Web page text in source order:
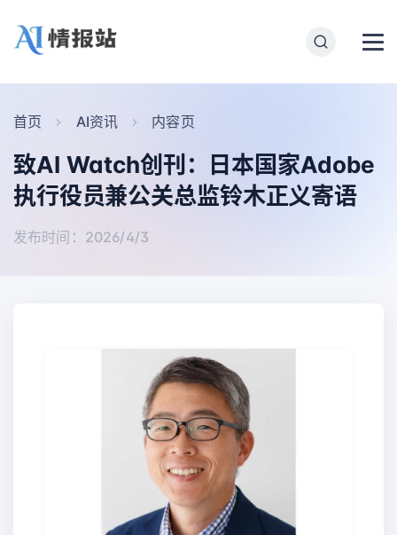
首页 AI资讯 内容页
致AI Watch创刊：日本国家Adobe
执行役员兼公关总监铃木正义寄语
发布时间：2026/4/3